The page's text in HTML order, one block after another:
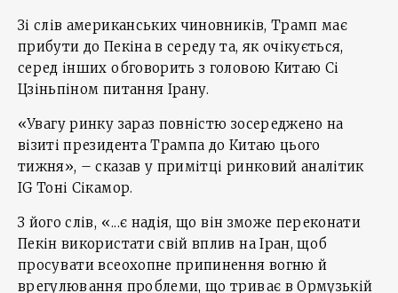
Зі слів американських чиновників, Трамп має
прибути до Пекіна в середу та, як очікується,
серед інших обговорить з головою Китаю Сі
Цзіньпіном питання Ірану.
«Увагу ринку зараз повністю зосереджено на
візиті президента Трампа до Китаю цього
тижня», – сказав у примітці ринковий аналітик
IG Тоні Сікамор.
З його слів, «...є надія, що він зможе переконати
Пекін використати свій вплив на Іран, щоб
просувати всеохопне припинення вогню й
врегулювання проблеми, що триває в Ормузькій